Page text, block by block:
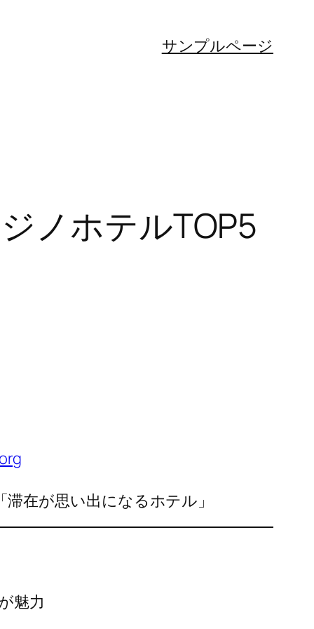
サンプルページ
ノホテルTOP5
在が思い出になるホテル」
魅力